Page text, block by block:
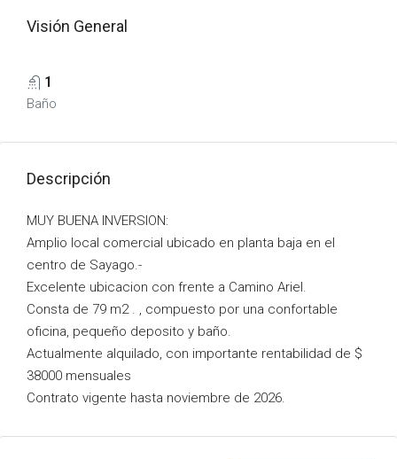
Visión General
1
Baño
Descripción
MUY BUENA INVERSION:
Amplio local comercial ubicado en planta baja en el
centro de Sayago.-
Excelente ubicacion con frente a Camino Ariel.
Consta de 79 m2 . , compuesto por una confortable
oficina, pequeño deposito y baño.
Actualmente alquilado, con importante rentabilidad de $
38000 mensuales
Contrato vigente hasta noviembre de 2026.